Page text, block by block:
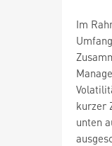
Im
kurzer
unten